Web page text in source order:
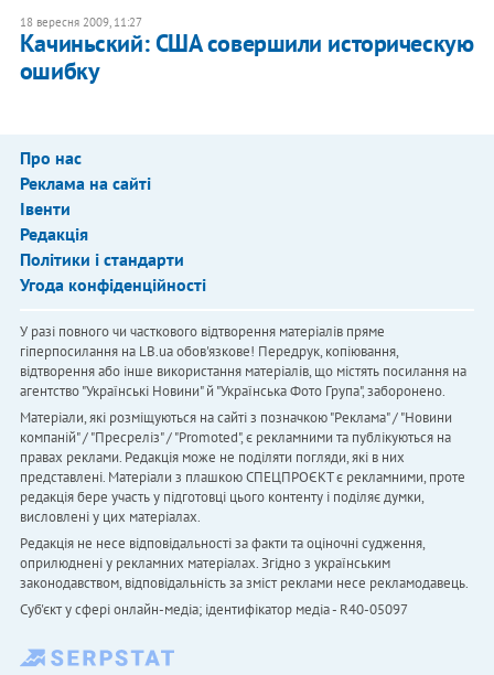
18 вересня 2009, 11:27
Качиньский: США совершили историческую
ошибку
Про нас
Реклама на сайті
Івенти
Редакція
Політики і стандарти
Угода конфіденційності
У разі повного чи часткового відтворення матеріалів пряме
гіперпосилання на LB.ua обов'язкове! Передрук, копіювання,
відтворення або інше використання матеріалів, що містять посилання на
агентство "Українськi Новини" й "Українська Фото Група", заборонено.
Матеріали, які розміщуються на сайті з позначкою "Реклама" / "Новини
компаній" / "Пресреліз" / "Promoted", є рекламними та публікуються на
правах реклами. Редакція може не поділяти погляди, які в них
представлені. Матеріали з плашкою СПЕЦПРОЄКТ є рекламними, проте
редакція бере участь у підготовці цього контенту і поділяє думки,
висловлені у цих матеріалах.
Редакція не несе відповідальності за факти та оціночні судження,
оприлюднені у рекламних матеріалах. Згідно з українським
законодавством, відповідальність за зміст реклами несе рекламодавець.
Cуб'єкт у сфері онлайн-медіа; ідентифікатор медіа - R40-05097